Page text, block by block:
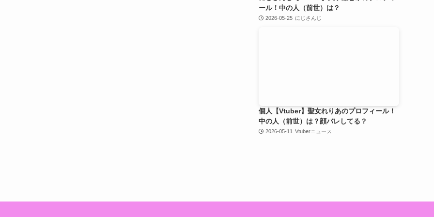
ール！中の人（前世）は？
2026-05-25 にじさんじ
個人【Vtuber】聖女れりあのプロフィール！
中の人（前世）は？顔バレしてる？
2026-05-11 Vtuberニュース